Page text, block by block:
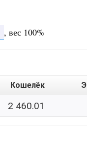
, вес 100%
Кошелёк
2 460.01